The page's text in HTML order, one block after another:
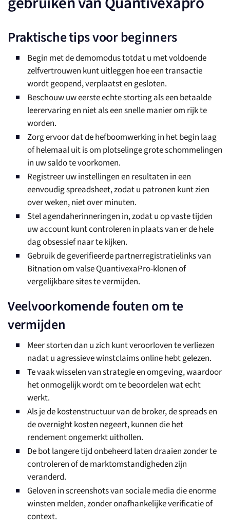
Praktische tips voor beginners
Begin met de demomodus totdat u met voldoende
zelfvertrouwen kunt uitleggen hoe een transactie
wordt geopend, verplaatst en gesloten.
Beschouw uw eerste echte storting als een betaalde
leerervaring en niet als een snelle manier om rijk te
worden.
Zorg ervoor dat de hefboomwerking in het begin laag
of helemaal uit is om plotselinge grote schommelingen
in uw saldo te voorkomen.
Registreer uw instellingen en resultaten in een
eenvoudig spreadsheet, zodat u patronen kunt zien
over weken, niet over minuten.
Stel agendaherinneringen in, zodat u op vaste tijden
uw account kunt controleren in plaats van er de hele
dag obsessief naar te kijken.
Gebruik de geverifieerde partnerregistratielinks van
Bitnation om valse QuantivexaPro-klonen of
vergelijkbare sites te vermijden.
Veelvoorkomende fouten om te
vermijden
Meer storten dan u zich kunt veroorloven te verliezen
nadat u agressieve winstclaims online hebt gelezen.
Te vaak wisselen van strategie en omgeving, waardoor
het onmogelijk wordt om te beoordelen wat echt
werkt.
Als je de kostenstructuur van de broker, de spreads en
de overnight kosten negeert, kunnen die het
rendement ongemerkt uithollen.
De bot langere tijd onbeheerd laten draaien zonder te
controleren of de marktomstandigheden zijn
veranderd.
Geloven in screenshots van sociale media die enorme
winsten melden, zonder onafhankelijke verificatie of
context.